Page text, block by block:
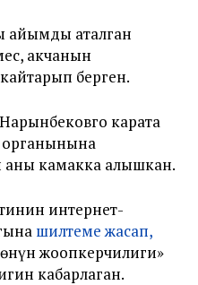
айымды аталган
акчанын
берген.
карата
органынына
камакка алышкан.
интернет-
шилтеме жасап,
жоопкерчилиги»
кабарлаган.